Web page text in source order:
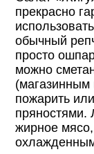
прекрасно
обычный
просто
можно
пожарить
пряностями.
жирное мясо,